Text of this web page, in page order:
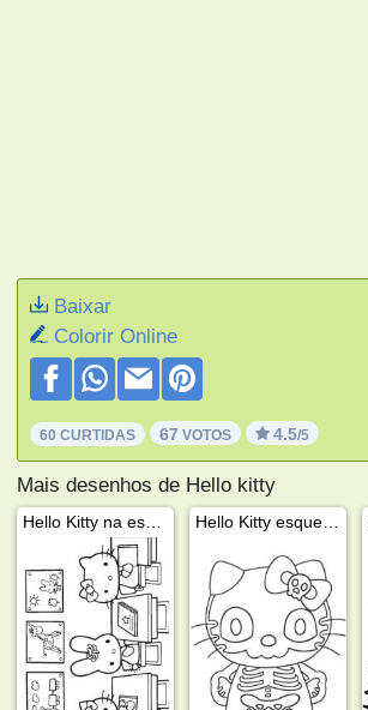
Baixar
Colorir Online
60 CURTIDAS 67 VOTOS 4.5/5
Mais desenhos de Hello kitty